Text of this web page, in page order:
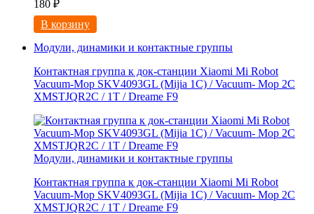
180 ₽
В корзину
Модули, динамики и контактные группы
Контактная группа к док-станции Xiaomi Mi Robot
Vacuum-Mop SKV4093GL (Mijia 1C) / Vacuum- Mop 2C
XMSTJQR2C / 1T / Dreame F9
Модули, динамики и контактные группы
Контактная группа к док-станции Xiaomi Mi Robot
Vacuum-Mop SKV4093GL (Mijia 1C) / Vacuum- Mop 2C
XMSTJQR2C / 1T / Dreame F9